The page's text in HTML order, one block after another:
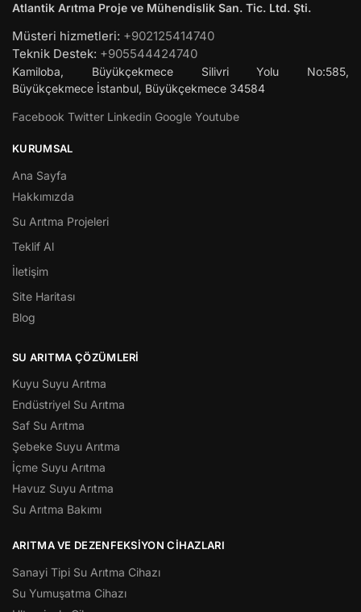
Atlantik Arıtma Proje ve Mühendislik San. Tic. Ltd. Şti.
Müsteri hizmetleri: +902125414740
Teknik Destek: +905544424740
Kamiloba, Büyükçekmece Silivri Yolu No:585,
Büyükçekmece İstanbul, Büyükçekmece 34584
Facebook Twitter Linkedin Google Youtube
KURUMSAL
Ana Sayfa
Hakkımızda
Su Arıtma Projeleri
Teklif Al
İletişim
Site Haritası
Blog
SU ARITMA ÇÖZÜMLERI
Kuyu Suyu Arıtma
Endüstriyel Su Arıtma
Saf Su Arıtma
Şebeke Suyu Arıtma
İçme Suyu Arıtma
Havuz Suyu Arıtma
Su Arıtma Bakımı
ARITMA VE DEZENFEKSIYON CIHAZLARI
Sanayi Tipi Su Arıtma Cihazı
Su Yumuşatma Cihazı